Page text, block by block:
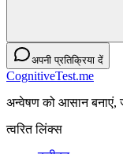
अपनी प्रतिक्रिया दें
CognitiveTest.me
अन्वेषण को आसान बनाएं,
त्वरित लिंक्स